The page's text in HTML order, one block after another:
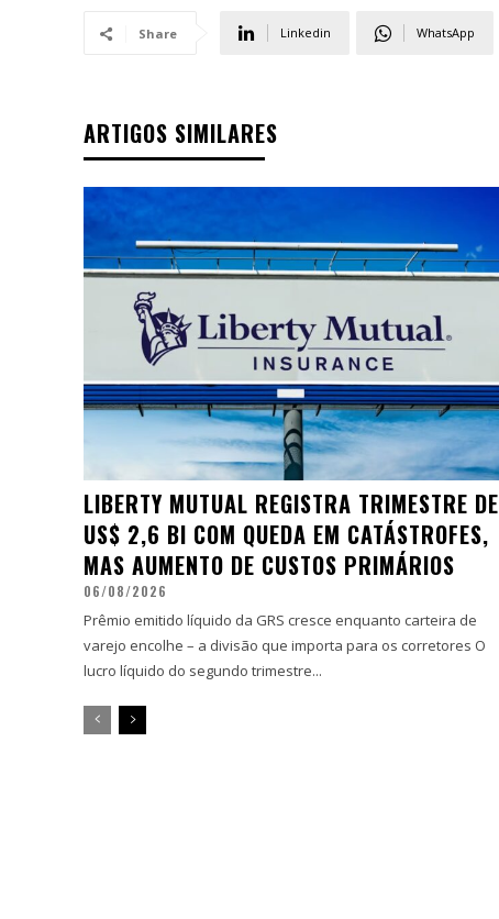
Share Linkedin WhatsApp
ARTIGOS SIMILARES
LIBERTY MUTUAL REGISTRA TRIMESTRE DE
US$ 2,6 BI COM QUEDA EM CATÁSTROFES,
MAS AUMENTO DE CUSTOS PRIMÁRIOS
06/08/2026
Prêmio emitido líquido da GRS cresce enquanto carteira de
varejo encolhe – a divisão que importa para os corretores O
lucro líquido do segundo trimestre...